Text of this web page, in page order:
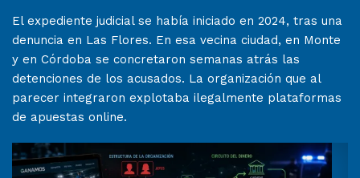
El expediente judicial se había iniciado en 2024, tras una
denuncia en Las Flores. En esa vecina ciudad, en Monte
y en Córdoba se concretaron semanas atrás las
detenciones de los acusados. La organización que al
parecer integraron explotaba ilegalmente plataformas
de apuestas online.